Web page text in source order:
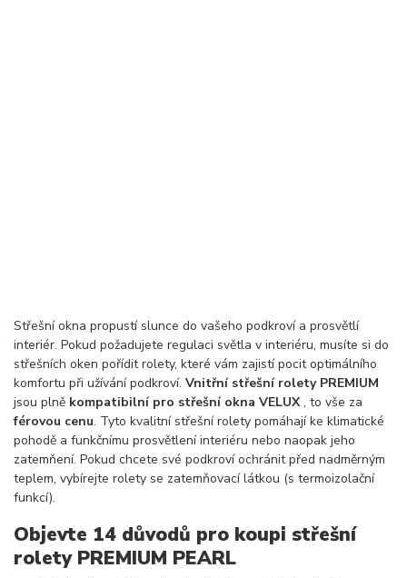
Střešní okna propustí slunce do vašeho podkroví a prosvětlí
interiér. Pokud požadujete regulaci světla v interiéru, musíte si do
střešních oken pořídit rolety, které vám zajistí pocit optimálního
komfortu při užívání podkroví. Vnitřní střešní rolety PREMIUM
jsou plně kompatibilní pro střešní okna VELUX, to vše za
férovou cenu. Tyto kvalitní střešní rolety pomáhají ke klimatické
pohodě a funkčnímu prosvětlení interiéru nebo naopak jeho
zatemňení. Pokud chcete své podkroví ochránit před nadměrným
teplem, vybírejte rolety se zatemňovací látkou (s termoizolační
funkcí).
Objevte 14 důvodů pro koupi střešní
rolety PREMIUM PEARL